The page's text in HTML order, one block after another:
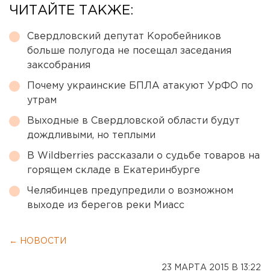
ЧИТАЙТЕ ТАКЖЕ:
Свердловский депутат Коробейников
больше полугода не посещал заседания
заксобрания
Почему украинские БПЛА атакуют УрФО по
утрам
Выходные в Свердловской области будут
дождливыми, но теплыми
В Wildberries рассказали о судьбе товаров на
горящем складе в Екатеринбурге
Челябинцев предупредили о возможном
выходе из берегов реки Миасс
← НОВОСТИ
23 МАРТА 2015 В 13:22